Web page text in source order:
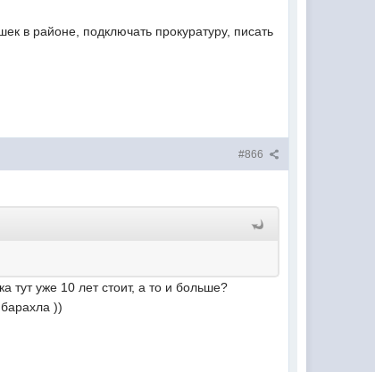
в районе, подключать прокуратуру, писать
#866
тут уже 10 лет стоит, а то и больше?
))